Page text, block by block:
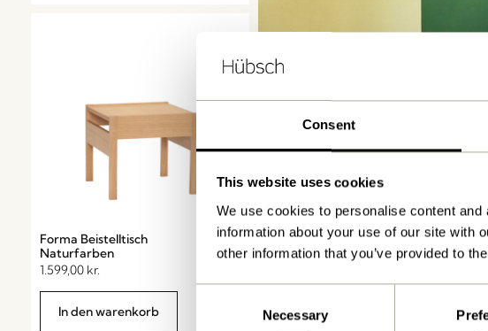
Consent
This website uses cookies
We use cookies to personalise content
information about your use of our site with
other information that you’ve provided to
Necessary
Tischlampen
Forma Beistelltisch
Naturfarben
1.599,00 kr.
In den warenkorb